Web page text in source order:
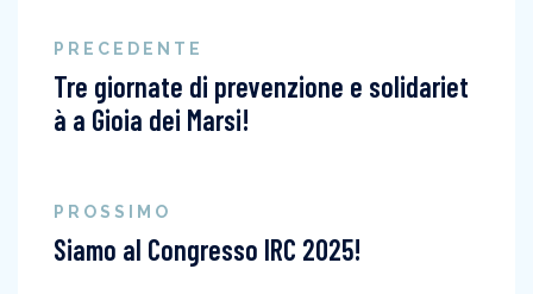
PRECEDENTE
Tre giornate di prevenzione e solidariet
à a Gioia dei Marsi!
PROSSIMO
Siamo al Congresso IRC 2025!